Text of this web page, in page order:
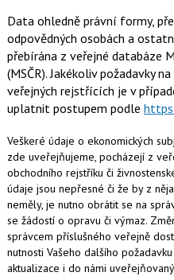
Data ohledně právní formy,
odpovědných osobách a
přebírána z veřejné databáze
(MSČR). Jakékoliv požadavky
veřejných rejstřících je v
uplatnit postupem podle
Veškeré údaje o ekonomických
zde uveřejňujeme, pocházejí z
obchodního rejstříku či
údaje jsou nepřesné či že by z
neměly, je nutno obrátit se na
se žádostí o opravu či výmaz.
správcem příslušného veřejně
nutnosti Vašeho dalšího
aktualizace i do námi